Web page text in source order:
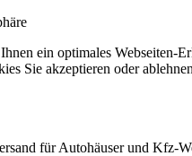
ein optimales Webseiten-
Sie akzeptieren oder
für Autohäuser und Kfz-